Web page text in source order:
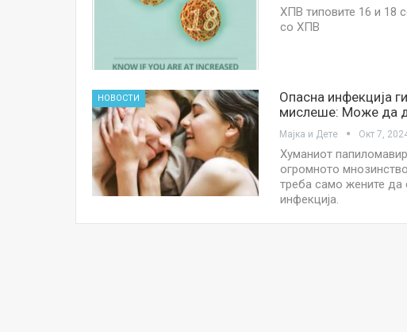
ХПВ типовите 16 и 18
со ХПВ
НОВОСТИ
Опасна инфекција
мислеше: Може да
Мајка и Дете Окт 7,
Хуманиот
огромното
треба само жените да
инфекција.